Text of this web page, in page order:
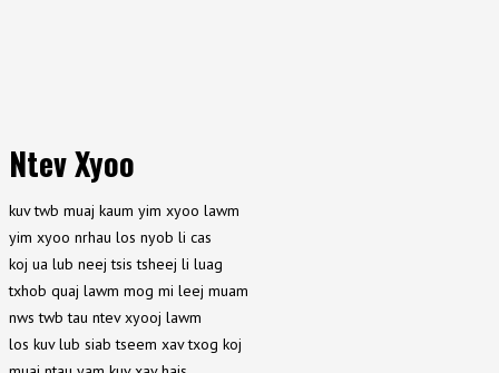
Ntev Xyoo
kuv twb muaj kaum yim xyoo lawm
yim xyoo nrhau los nyob li cas
koj ua lub neej tsis tsheej li luag
txhob quaj lawm mog mi leej muam
nws twb tau ntev xyooj lawm
los kuv lub siab tseem xav txog koj